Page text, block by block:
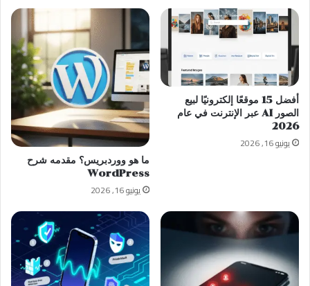
أفضل 15 موقعًا إلكترونيًا لبيع
الصور AI عبر الإنترنت في عام
2026
يونيو 16, 2026
ما هو ووردبريس؟ مقدمه شرح
WordPress
يونيو 16, 2026